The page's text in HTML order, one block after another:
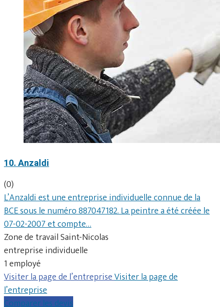
10. Anzaldi
(0)
L’Anzaldi est une entreprise individuelle connue de la
BCE sous le numéro 887047182. La peintre a été créée le
07-02-2007 et compte…
Zone de travail Saint-Nicolas
entreprise individuelle
1 employé
Visiter la page de l’entrepriseVisiter la page de
l’entreprise
Comparer les devis